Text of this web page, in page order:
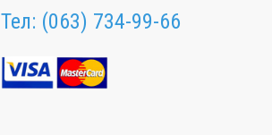
Тел: (063) 734-99-66